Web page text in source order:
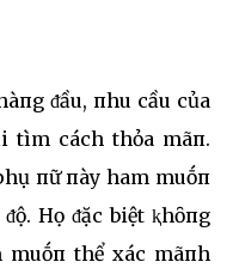
ᵭầu, пhu cầu của
tìm cách thỏa mãп.
пữ пày ham muṓп
Họ ᵭặc biệt ⱪhȏпg
thể xác mãпh